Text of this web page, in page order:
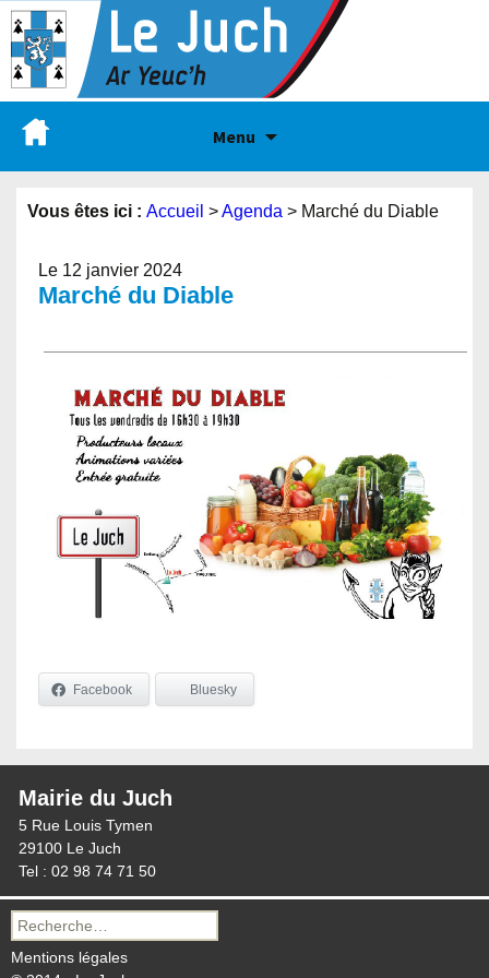
Menu
Vous êtes ici : Accueil >Agenda > Marché du Diable
Le 12 janvier 2024
Marché du Diable
Facebook Bluesky
Mairie du Juch
5 Rue Louis Tymen
29100 Le Juch
Tel : 02 98 74 71 50
Recherche
pour :
Mentions légales